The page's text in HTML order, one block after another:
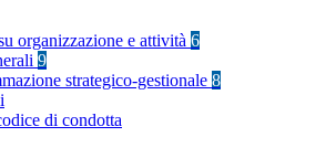
organizzazione e attività 6
9
strategico-gestionale 8
di condotta